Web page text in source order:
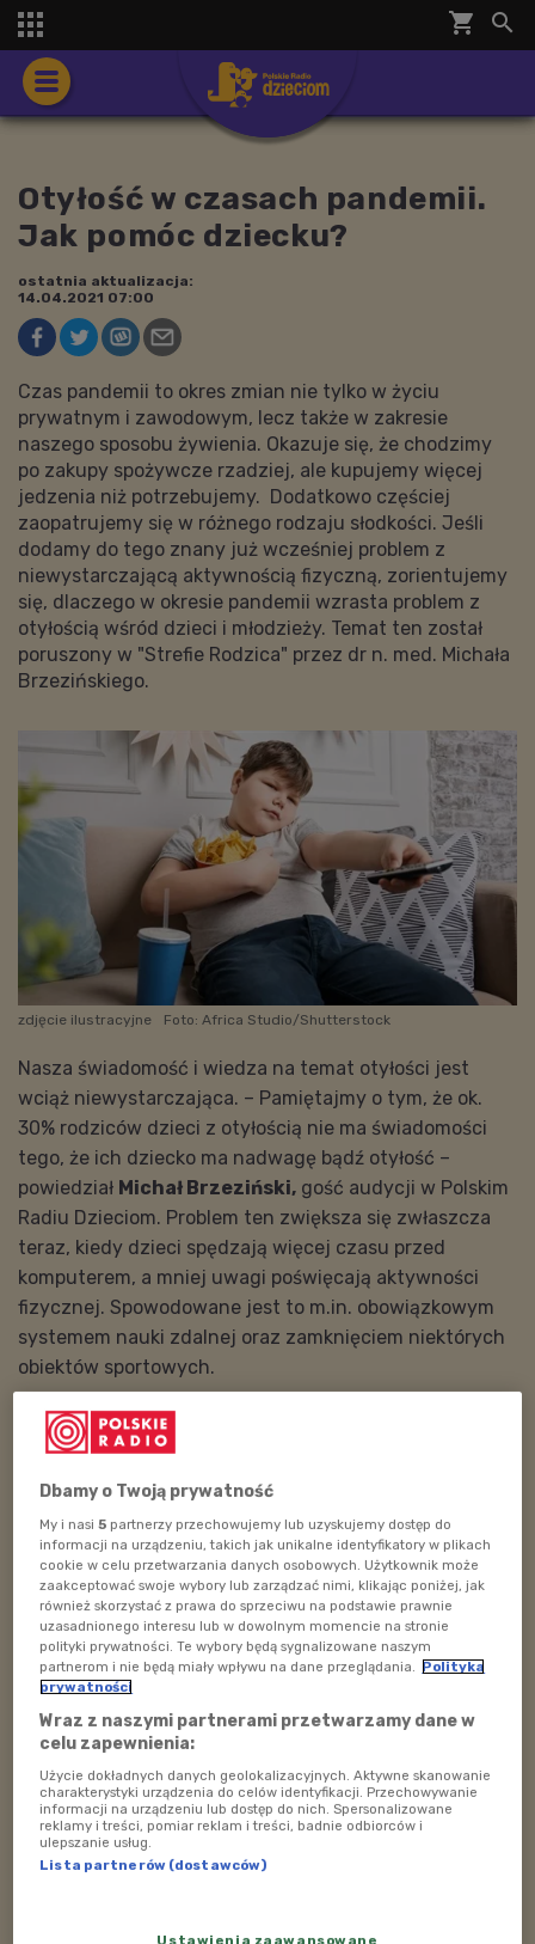
shopping_cart 

Otyłość w czasach pandemii.
Jak pomóc dziecku?
ostatnia aktualizacja:
14.04.2021 07:00
Czas pandemii to okres zmian nie tylko w życiu
prywatnym i zawodowym, lecz także w zakresie
naszego sposobu żywienia. Okazuje się, że chodzimy
po zakupy spożywcze rzadziej, ale kupujemy więcej
jedzenia niż potrzebujemy. Dodatkowo częściej
zaopatrujemy się w różnego rodzaju słodkości. Jeśli
dodamy do tego znany już wcześniej problem z
niewystarczającą aktywnością fizyczną, zorientujemy
się, dlaczego w okresie pandemii wzrasta problem z
otyłością wśród dzieci i młodzieży. Temat ten został
poruszony w "Strefie Rodzica" przez dr n. med. Michała
Brzezińskiego.
zdjęcie ilustracyjne Foto: Africa Studio/Shutterstock
Nasza świadomość i wiedza na temat otyłości jest
wciąż niewystarczająca. – Pamiętajmy o tym, że ok.
30% rodziców dzieci z otyłością nie ma świadomości
tego, że ich dziecko ma nadwagę bądź otyłość –
powiedział Michał Brzeziński, gość audycji w Polskim
Radiu Dzieciom. Problem ten zwiększa się zwłaszcza
teraz, kiedy dzieci spędzają więcej czasu przed
komputerem, a mniej uwagi poświęcają aktywności
fizycznej. Spowodowane jest to m.in. obowiązkowym
systemem nauki zdalnej oraz zamknięciem niektórych
obiektów sportowych.
POSŁUCHAJ
116:00
Problem otyłości i nadwagi w czasach pandemii
Co więcej, w wyniku zamknięcia kin lub teatrów
szukamy przyjemności w inny sposób i znajdujemy ją
w jedzeniu. Niestety u młodzieży i dzieci, które
lęki lub objawy depresyjne. Większości skutków nawagi
nie widać od razu, gdyż konsekwencje chorób
otyłościowych pojawiają się zazwyczaj po kilku latach.
Jednym z negatywnych rezultatów może być np.
stłuszczenie wątroby. Co więcej, przy otyłości
Dbamy o Twoją prywatność
My i nasi5 partnerzy przechowujemy lub uzyskujemy dostęp do
informacji na urządzeniu, takich jak unikalne identyfikatory w plikach
cookie w celu przetwarzania danych osobowych. Użytkownik może
zaakceptować swoje wybory lub zarządzać nimi, klikając poniżej, jak
również skorzystać z prawa do sprzeciwu na podstawie prawnie
uzasadnionego interesu lub w dowolnym momencie na stronie
polityki prywatności. Te wybory będą sygnalizowane naszym
partnerom i nie będą miały wpływu na dane przeglądania. Polityka
prywatności
Wraz z naszymi partnerami przetwarzamy dane w
celu zapewnienia:
Użycie dokładnych danych geolokalizacyjnych. Aktywne skanowanie
charakterystyki urządzenia do celów identyfikacji. Przechowywanie
informacji na urządzeniu lub dostęp do nich. Spersonalizowane
reklamy i treści, pomiar reklam i treści, badnie odbiorców i
ulepszanie usług.
Lista partnerów (dostawców)
Ustawienia zaawansowane